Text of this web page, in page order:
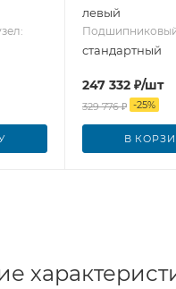
левый
стандартный
247 332 ₽/шт
329 776₽ -25%
В